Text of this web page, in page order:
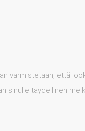
varmistetaan, että
sinulle täydellinen